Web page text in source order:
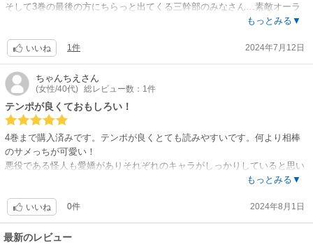
そして3巻の最後の方にちらっと出てくる三幹部のみなさん…素敵オーラ
がこぼれてる！！！！！ブルーのことも心配だし、クリリンがこれからど
もっとみる▼
いいね 1件 2024年7月12日
ちゃんちえ さん
(女性/40代) 総レビュー数：1件
テンポが良くておもしろい！
4巻まで購入済みです。テンポが良くとても読みやすいです。何より相棒
のサメっちが可愛い！
悪役である怪人も愛嬌がありそれぞれのキャラがしっかりしていると思い
もっとみる▼
いいね 0件 2024年8月1日
最新のレビュー